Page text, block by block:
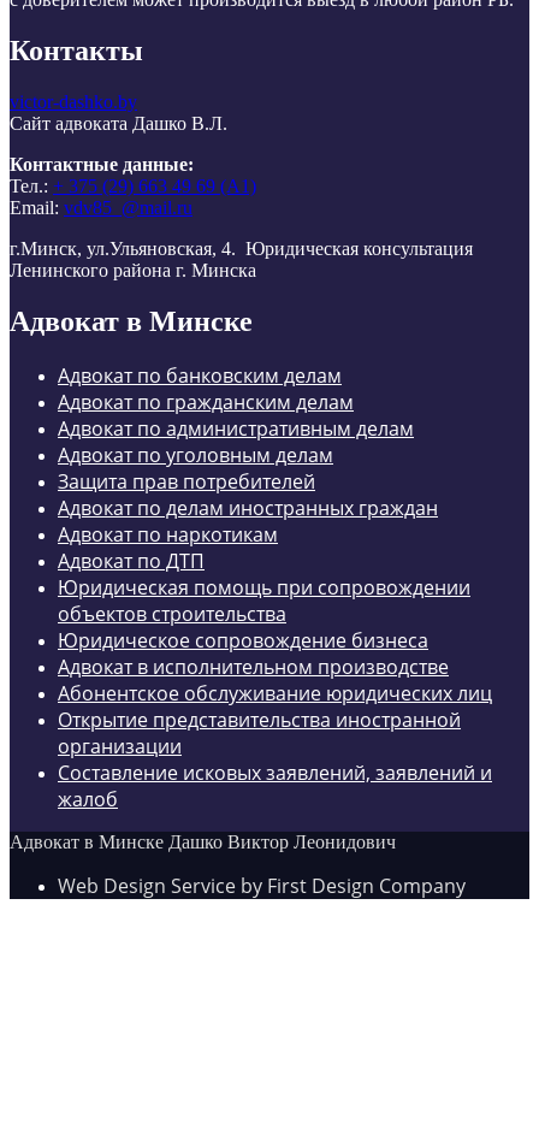
Контакты
victor-dashko.by
Сайт адвоката Дашко В.Л.
Контактные данные:
Тел.: + 375 (29) 663 49 69 (А1)
Email: vdv85_@mail.ru
г.Минск, ул.Ульяновская, 4. Юридическая консультация
Ленинского района г. Минска
Адвокат в Минске
Адвокат по банковским делам
Адвокат по гражданским делам
Адвокат по административным делам
Адвокат по уголовным делам
Защита прав потребителей
Адвокат по делам иностранных граждан
Адвокат по наркотикам
Адвокат по ДТП
Юридическая помощь при сопровождении
объектов строительства
Юридическое сопровождение бизнеса
Адвокат в исполнительном производстве
Абонентское обслуживание юридических лиц
Открытие представительства иностранной
организации
Составление исковых заявлений, заявлений и
жалоб
Адвокат в Минске Дашко Виктор Леонидович
Web Design Service by First Design Company